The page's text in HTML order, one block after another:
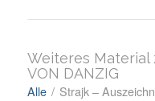
Weiteres Material
VON DANZIG
Alle / Strajk –